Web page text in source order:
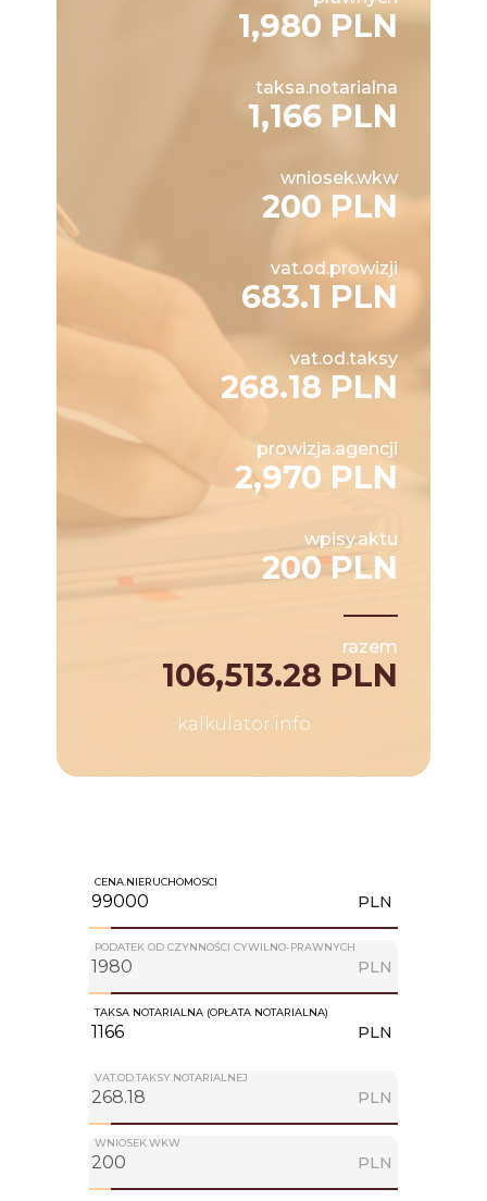
1,980 PLN
taksa.notarialna
1,166 PLN
wniosek.wkw
200 PLN
vat.od.prowizji
683.1 PLN
vat.od.taksy
268.18 PLN
prowizja.agencji
2,970 PLN
wpisy.aktu
200 PLN
razem
106,513.28 PLN
kalkulator.info
CENA.NIERUCHOMOSCI
PLN
PODATEK OD CZYNNOŚCI CYWILNO-PRAWNYCH
PLN
TAKSA NOTARIALNA (OPŁATA NOTARIALNA)
PLN
VAT.OD.TAKSY.NOTARIALNEJ
PLN
WNIOSEK.WKW
PLN